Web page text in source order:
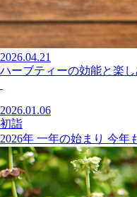
2026.04.21
ハーブティーの効能と楽
2026.01.06
初詣
2026年 一年の始まり 今年